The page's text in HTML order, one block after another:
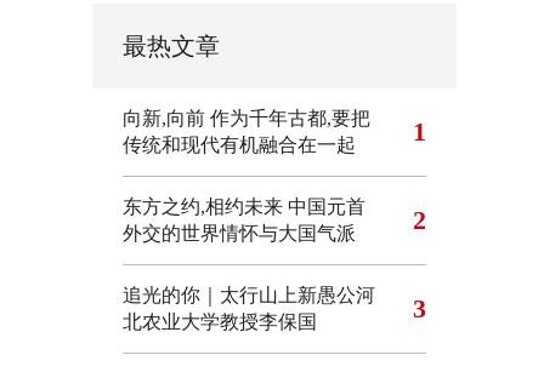
最热文章
向新,向前 作为千年古都,要把
传统和现代有机融合在一起
1
东方之约,相约未来 中国元首
外交的世界情怀与大国气派
2
追光的你｜太行山上新愚公河
北农业大学教授李保国
3